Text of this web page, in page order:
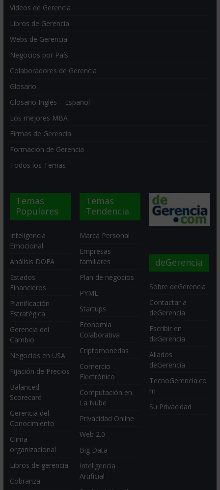
Videos de Gerencia
Libros de Gerencia
Webs de Gerencia
Negocios por País
Colaboradores de Gerencia
Glosario
Glosario Inglés – Español
Los mejores MBA
Firmas de Gerencia
Formación de Gerencia
Todos los Temas
Temas
Populares
Inteligencia
Emocional
Análisis DOFA
Estados
Financieros
Planificación
Estratégica
Gerencia del
Cambio
Negocios en USA
Fijación de Precios
Balanced
Scorecard
Gerencia del
Conocimiento
Clima
organizacional
Libros de gerencia
Cobranza
Temas
Tendencia
Marca Personal
Empresas
familiares
Plan de negocios
PYME
Startups
Economia
Colaborativa
Criptomonedas
Comercio
Electrónico
Computación en
La Nube
Privacidad Online
Web 2.0
Big Data
Inteligencia
Artificial
deGerencia
Sobre deGerencia
Contactar a
deGerencia
Escribir en
deGerencia
Aliados
deGerencia
TecnoGerencia.co
m
Su Privacidad